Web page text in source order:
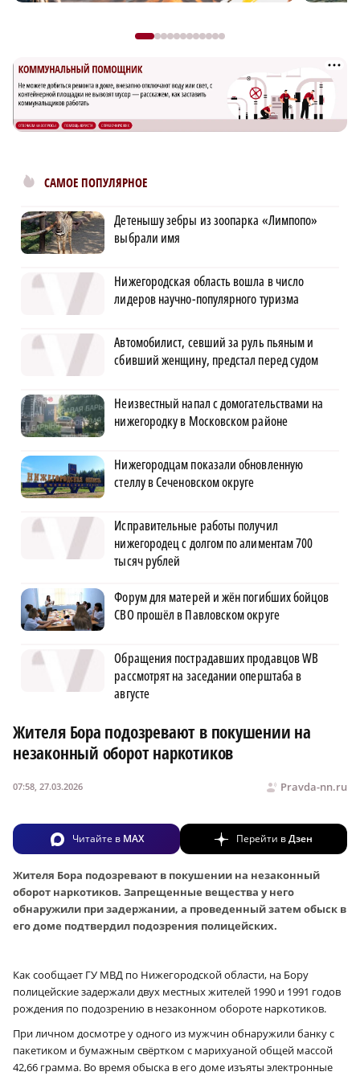
САМОЕ ПОПУЛЯРНОЕ
Детенышу зебры из зоопарка «Лимпопо»
выбрали имя
Нижегородская область вошла в число
лидеров научно-популярного туризма
Автомобилист, севший за руль пьяным и
сбивший женщину, предстал перед судом
Неизвестный напал с домогательствами на
нижегородку в Московском районе
Нижегородцам показали обновленную
стеллу в Сеченовском округе
Исправительные работы получил
нижегородец с долгом по алиментам 700
тысяч рублей
Форум для матерей и жён погибших бойцов
СВО прошёл в Павловском округе
Обращения пострадавших продавцов WB
рассмотрят на заседании оперштаба в
августе
Жителя Бора подозревают в покушении на
незаконный оборот наркотиков
Pravda-nn.ru
07:58, 27.03.2026
Читайте в MAX Перейти вДзен
Жителя Бора подозревают в покушении на незаконный
оборот наркотиков. Запрещенные вещества у него
обнаружили при задержании, а проведенный затем обыск в
его доме подтвердил подозрения полицейских.
Как сообщает ГУ МВД по Нижегородской области, на Бору
полицейские задержали двух местных жителей 1990 и 1991 годов
рождения по подозрению в незаконном обороте наркотиков.
При личном досмотре у одного из мужчин обнаружили банку с
пакетиком и бумажным свёртком с марихуаной общей массой
42,66 грамма. Во время обыска в его доме изъяты электронные